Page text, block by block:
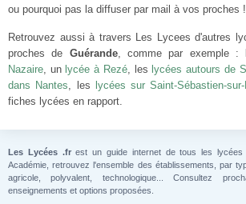
ou pourquoi pas la diffuser par mail à vos proches !
Retrouvez aussi à travers Les Lycees d'autres
proches de Guérande, comme par exemple :
Nazaire, un lycée à Rezé, les lycées autours de
dans Nantes, les lycées sur Saint-Sébastien-sur-
fiches lycées en rapport.
Les Lycées .frest un guide internet de tous les lycées
Académie, retrouvez l'ensemble des établissements, par
agricole, polyvalent, technologique... Consultez
enseignements et options proposées.